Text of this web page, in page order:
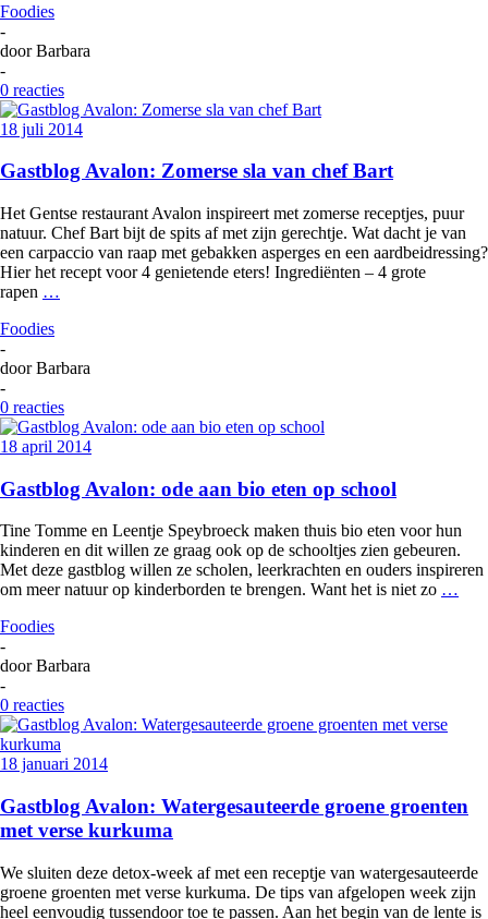
Foodies
-
doorBarbara
-
0 reacties
18 juli 2014
Gastblog Avalon: Zomerse sla van chef Bart
Het Gentse restaurant Avalon inspireert met zomerse receptjes, puur
natuur. Chef Bart bijt de spits af met zijn gerechtje. Wat dacht je van
een carpaccio van raap met gebakken asperges en een aardbeidressing?
Hier het recept voor 4 genietende eters! Ingrediënten – 4 grote
rapen …
Foodies
-
doorBarbara
-
0 reacties
18 april 2014
Gastblog Avalon: ode aan bio eten op school
Tine Tomme en Leentje Speybroeck maken thuis bio eten voor hun
kinderen en dit willen ze graag ook op de schooltjes zien gebeuren.
Met deze gastblog willen ze scholen, leerkrachten en ouders inspireren
om meer natuur op kinderborden te brengen. Want het is niet zo …
Foodies
-
doorBarbara
-
0 reacties
18 januari 2014
Gastblog Avalon: Watergesauteerde groene groenten
met verse kurkuma
We sluiten deze detox-week af met een receptje van watergesauteerde
groene groenten met verse kurkuma. De tips van afgelopen week zijn
heel eenvoudig tussendoor toe te passen. Aan het begin van de lente is